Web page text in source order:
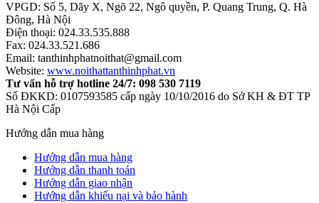
VPGD: Số 5, Dãy X, Ngõ 22, Ngô quyền, P. Quang Trung, Q. Hà
Đông, Hà Nội
Điện thoại: 024.33.535.888
Fax: 024.33.521.686
Email: tanthinhphatnoithat@gmail.com
Website: www.noithattanthinhphat.vn
Tư vấn hỗ trợ hotline 24/7: 098 530 7119
Số ĐKKD: 0107593585 cấp ngày 10/10/2016 do Sở KH & ĐT TP
Hà Nội Cấp
Hướng dẫn mua hàng
Hướng dẫn mua hàng
Hướng dẫn thanh toán
Hướng dẫn giao nhận
Hướng dẫn khiếu nại và bảo hành